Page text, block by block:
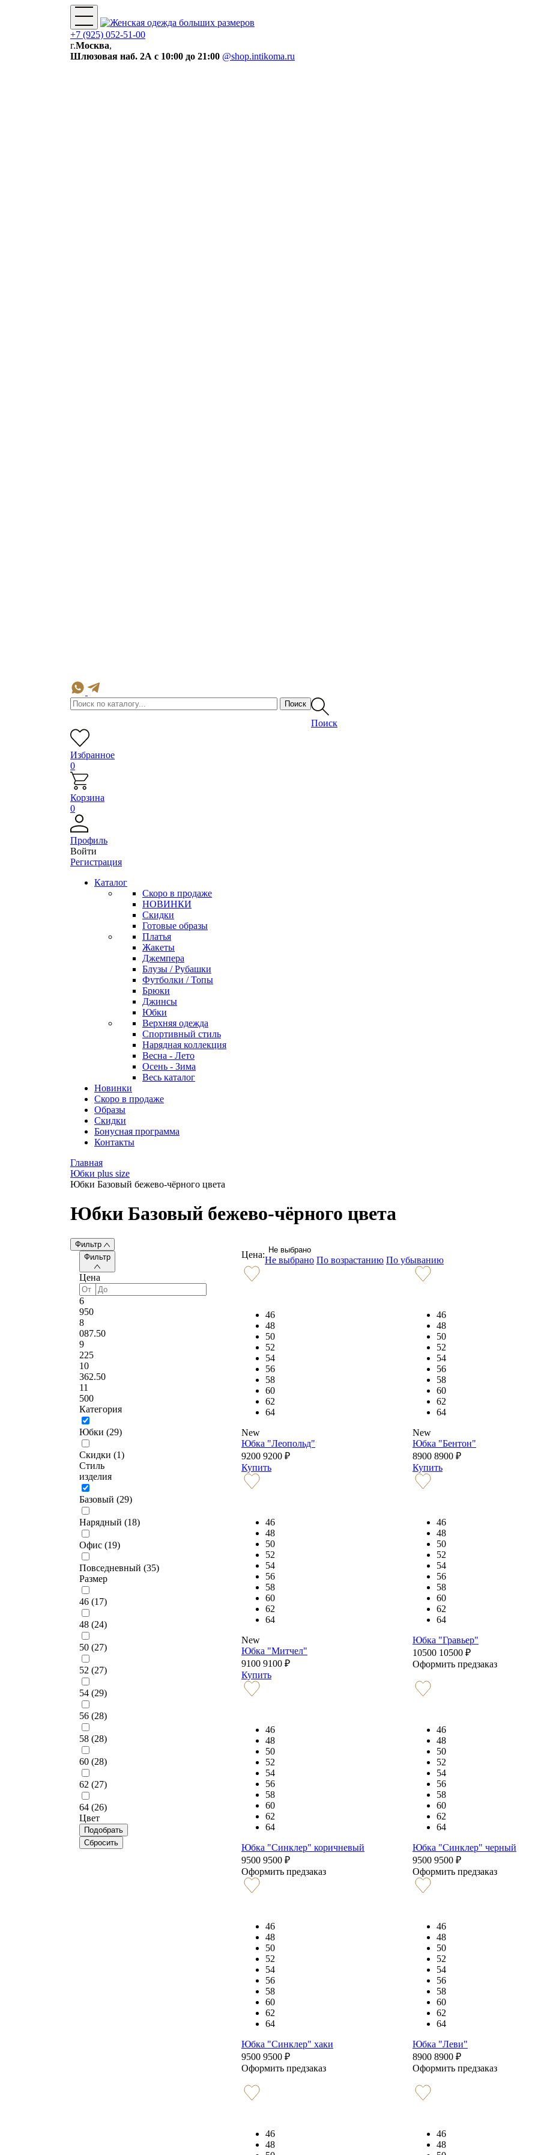
+7 (925) 052-51-00
г.Москва,
Шлюзовая наб. 2А с 10:00 до 21:00 @shop.intikoma.ru
Поиск
Избранное
0
Корзина
0
Профиль
Войти
Регистрация
Каталог
Скоро в продаже
НОВИНКИ
Скидки
Готовые образы
Платья
Жакеты
Джемпера
Блузы / Рубашки
Футболки / Топы
Брюки
Джинсы
Юбки
Верхняя одежда
Спортивный стиль
Нарядная коллекция
Весна - Лето
Осень - Зима
Весь каталог
Новинки
Скоро в продаже
Образы
Скидки
Бонусная программа
Контакты
Главная
Юбки plus size
Юбки Базовый бежево-чёрного цвета
Юбки Базовый бежево-чёрного цвета
Фильтр
Фильтр
Цена
6
950
8
087.50
9
225
10
362.50
11
500
Категория
Юбки (29)
Скидки (1)
Стиль
изделия
Базовый (29)
Нарядный (18)
Офис (19)
Повседневный (35)
Размер
46 (17)
48 (24)
50 (27)
52 (27)
54 (29)
56 (28)
58 (28)
60 (28)
62 (27)
64 (26)
Цвет
Цена: Не выбрано
Не выбрано По возрастанию По убыванию
46
48
50
52
54
56
58
60
62
64
New
Юбка "Леопольд"
9200 9200 ₽
Купить
46
48
50
52
54
56
58
60
62
64
New
Юбка "Бентон"
8900 8900₽
Купить
46
48
50
52
54
56
58
60
62
64
New
Юбка "Митчел"
9100 9100 ₽
Купить
46
48
50
52
54
56
58
60
62
64
Юбка "Гравьер"
10500 10500₽
Оформить предзаказ
46
48
50
52
54
56
58
60
62
64
Юбка "Синклер" коричневый
9500 9500 ₽
Оформить предзаказ
46
48
50
52
54
56
58
60
62
64
Юбка "Синклер" черный
9500 9500₽
Оформить предзаказ
46
48
50
52
54
56
58
60
62
64
Юбка "Синклер" хаки
9500 9500 ₽
Оформить предзаказ
46
48
50
52
54
56
58
60
62
64
Юбка "Леви"
8900 8900₽
Оформить предзаказ
46
48
46
48